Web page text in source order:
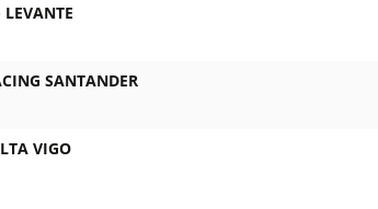
LEVANTE
SANTANDER
VIGO